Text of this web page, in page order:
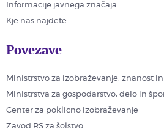
Informacije javnega značaja
Kje nas najdete
Povezave
Ministrstvo za izobraževanje, znanost
Ministrstva za gospodarstvo, delo in
Center za poklicno izobraževanje
Zavod RS za šolstvo